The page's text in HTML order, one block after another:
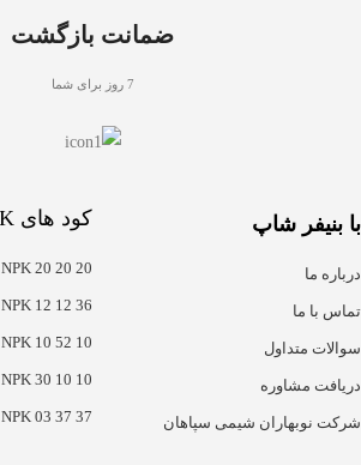
ضمانت بازگشت
7 روز برای شما
با بنیفر شاپ
درباره ما
تماس با ما
سوالات متداول
دریافت مشاوره
شرکت نوبهاران شیمی سپاهان
کود های NPK
NPK 20 20 20
NPK 12 12 36
NPK 10 52 10
NPK 30 10 10
NPK 03 37 37